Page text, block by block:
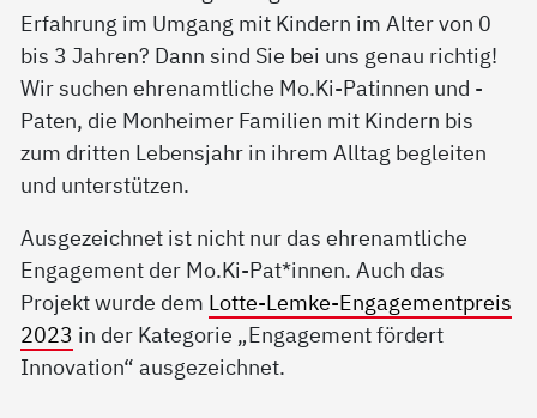
Erfahrung im Umgang mit Kindern im Alter von 0
bis 3 Jahren? Dann sind Sie bei uns genau richtig!
Wir suchen ehrenamtliche Mo.Ki-Patinnen und -
Paten, die Monheimer Familien mit Kindern bis
zum dritten Lebensjahr in ihrem Alltag begleiten
und unterstützen.
Ausgezeichnet ist nicht nur das ehrenamtliche
Engagement der Mo.Ki-Pat*innen. Auch das
Projekt wurde dem Lotte-Lemke-Engagementpreis
2023 in der Kategorie „Engagement fördert
Innovation“ ausgezeichnet.